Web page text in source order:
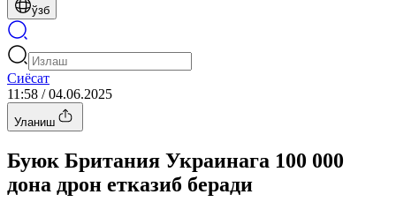
ўзб
Сиёсат
11:58 / 04.06.2025
Уланиш
Буюк Британия Украинага 100 000
дона дрон етказиб беради